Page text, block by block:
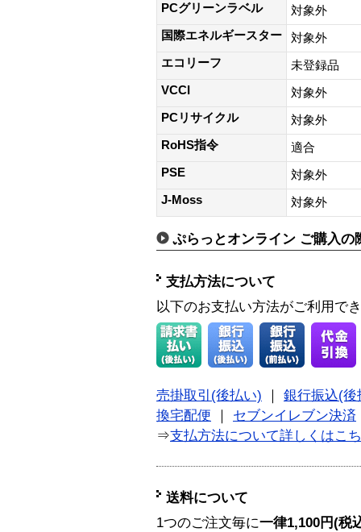
PCグリーンラベル
対象外
国際エネルギースター
対象外
エコリーフ
未登録品
VCCI
対象外
PCリサイクル
対象外
RoHS指令
適合
PSE
対象外
J-Moss
対象外
ぷらっとオンライン ご購入の
支払方法について
以下のお支払い方法がご利用で
売掛取引(後払い)
銀行振込(後
換宅配便
セブンイレブン決済
⇒支払方法について詳しくはこ
送料について
1つのご注文毎に一律1,100円(税